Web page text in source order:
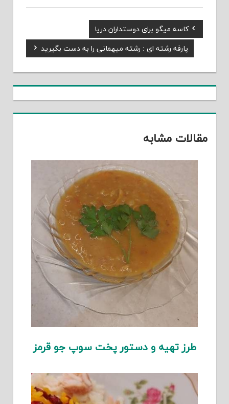
راهبری
نوشته
Previous
Post:
کاسه میگو برای دوستداران دریا
Next
Post:
پارفه رشته ای : رشته میهمانی را به دست بگیرید
مقالات مشابه
طرز تهیه و دستور پخت سوپ جو قرمز